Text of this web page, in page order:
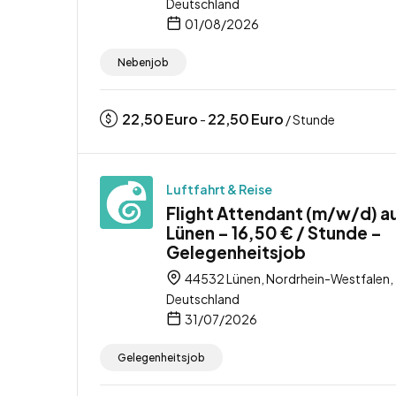
Deutschland
01/08/2026
Nebenjob
22,50Euro - 22,50Euro / Stunde
Luftfahrt & Reise
Flight Attendant (m/w/d)
Lünen – 16,50 € / Stunde –
Gelegenheitsjob
44532 Lünen, Nordrhein-Westfalen,
Deutschland
31/07/2026
Gelegenheitsjob